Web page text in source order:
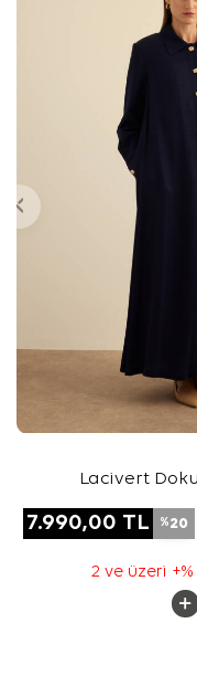
Lacivert
7.990,00 TL %20
2 ve üzeri